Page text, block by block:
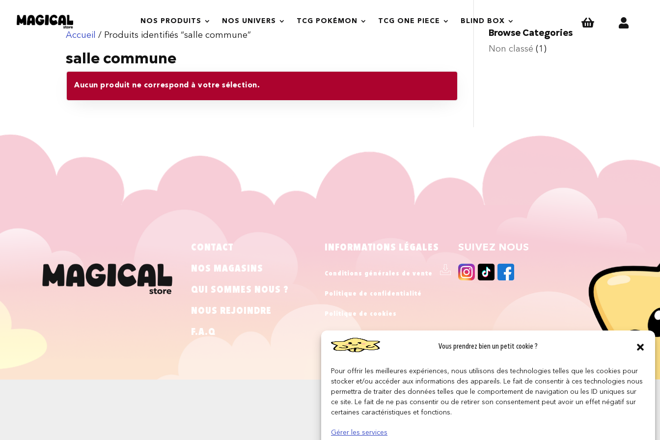
Vous prendrez bien un petit cookie ?
Pour offrir les meilleures expériences, nous utilisons des technologies telles que les cookies pour
stocker et/ou accéder aux informations des appareils. Le fait de consentir à ces technologies nous
permettra de traiter des données telles que le comportement de navigation ou les ID uniques sur
ce site. Le fait de ne pas consentir ou de retirer son consentement peut avoir un effet négatif sur
certaines caractéristiques et fonctions.
Gérer les services
NOS PRODUITS NOS UNIVERS TCG POKÉMON TCG ONE PIECE BLIND BOX  
Accueil / Produits identifiés “salle commune”
salle commune
Aucun produit ne correspond à votre sélection.
Browse Categories
Non classé (1)
CONTACT
NOS MAGASINS
QUI SOMMES NOUS ?
NOUS REJOINDRE
F.A.Q
INFORMATIONS LÉGALES
Conditions générales de vente
Politique de confidentialité
Politique de cookies
SUIVEZ NOUS